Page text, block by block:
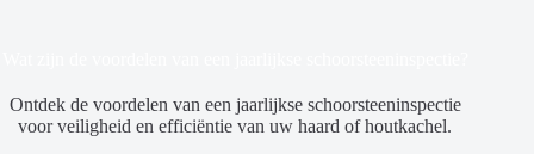
Ontdek de voordelen van een jaarlijkse schoorsteeninspectie
voor veiligheid en efficiëntie van uw haard of houtkachel.